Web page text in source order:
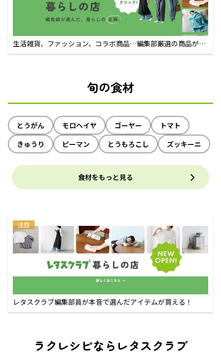
生活雑貨、ファッション、コラボ商品…編集部厳選の商品が買
えるECサイト
旬の食材
とうがん モロヘイヤ ゴーヤー
トマト
きゅうり
ピーマン とうもろこし ズッキーニ
食材をもっと見る
注目
レタスクラブ編集部員が本音で選んだアイテムが買える！
ラクレシピならレタスクラブ